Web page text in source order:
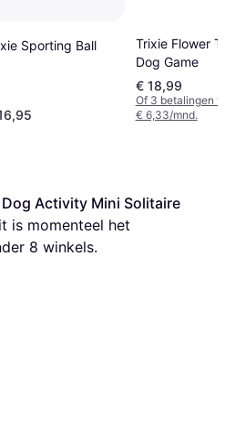
Sporting Ball
Trixie Flower
Dog Game
€ 18,99
Of 3 betalingen
€ 6,33/mnd.
Activity Mini Solitaire
is momenteel het
8 winkels.